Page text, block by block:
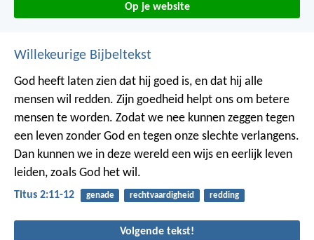
Op je website
Willekeurige Bijbeltekst
God heeft laten zien dat hij goed is, en dat hij alle
mensen wil redden. Zijn goedheid helpt ons om betere
mensen te worden. Zodat we nee kunnen zeggen tegen
een leven zonder God en tegen onze slechte verlangens.
Dan kunnen we in deze wereld een wijs en eerlijk leven
leiden, zoals God het wil.
Titus 2:11-12 genade rechtvaardigheid redding
Volgende tekst!